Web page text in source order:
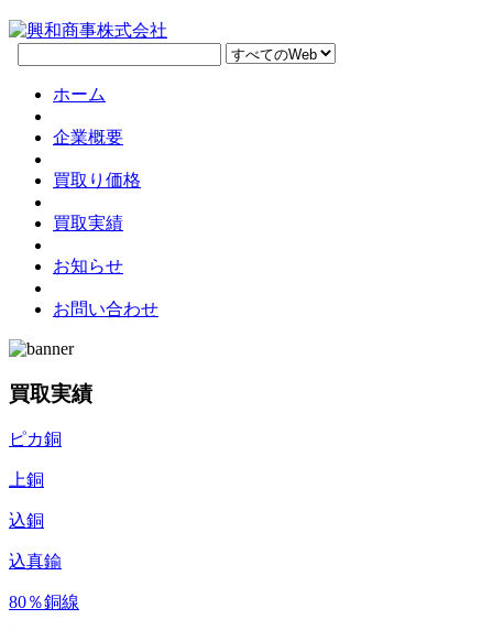
ホーム
企業概要
買取り価格
買取実績
お知らせ
お問い合わせ
買取実績
ピカ銅
上銅
込銅
込真鍮
80％銅線